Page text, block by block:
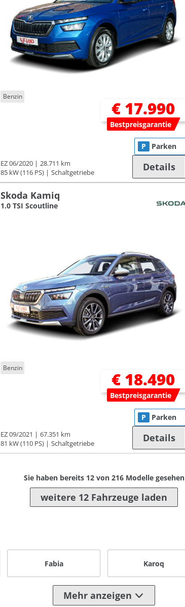
Benzin
€ 17.990
Bestpreisgarantie
EZ 06/2020
28.711 km
85 kW (116 PS)
Schaltgetriebe
P Parken
Details
Skoda Kamiq
1.0 TSI Scoutline
Benzin
€ 18.490
Bestpreisgarantie
EZ 09/2021
67.351 km
81 kW (110 PS)
Schaltgetriebe
P Parken
Details
Sie haben bereits 12von 216Modelle gesehen
weitere 12 Fahrzeuge laden
Fabia Karoq
Mehr anzeigen